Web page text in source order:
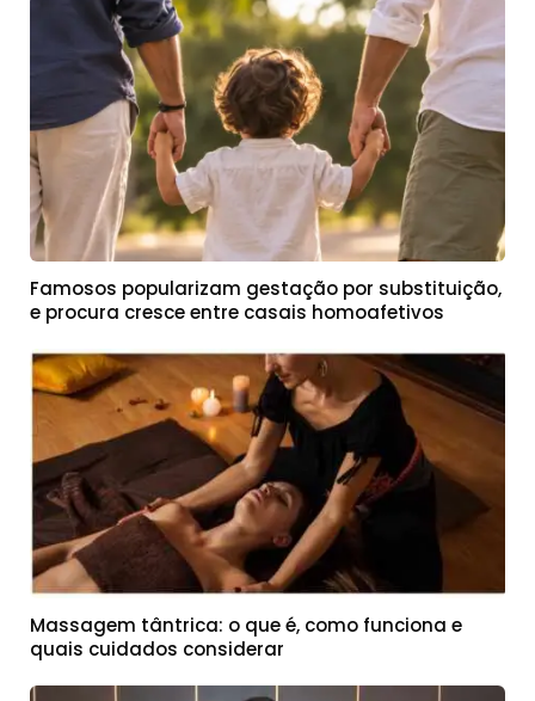
Famosos popularizam gestação por substituição,
e procura cresce entre casais homoafetivos
Massagem tântrica: o que é, como funciona e
quais cuidados considerar